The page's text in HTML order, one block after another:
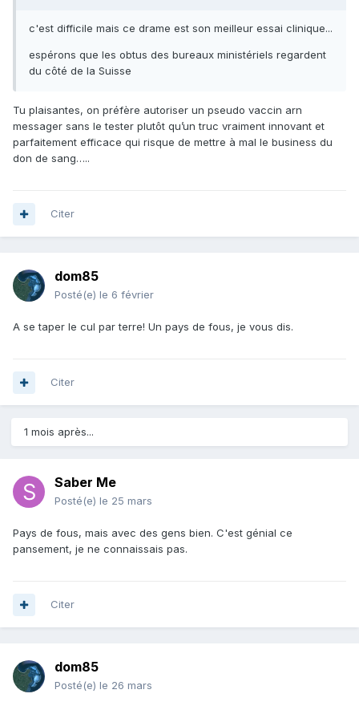
c'est difficile mais ce drame est son meilleur essai clinique...
espérons que les obtus des bureaux ministériels regardent
du côté de la Suisse
Tu plaisantes, on préfère autoriser un pseudo vaccin arn
messager sans le tester plutôt qu’un truc vraiment innovant et
parfaitement efficace qui risque de mettre à mal le business du
don de sang…..
Citer
dom85
Posté(e) le 6 février
A se taper le cul par terre! Un pays de fous, je vous dis.
Citer
1 mois après...
Saber Me
Posté(e) le 25 mars
Pays de fous, mais avec des gens bien. C'est génial ce
pansement, je ne connaissais pas.
Citer
dom85
Posté(e) le 26 mars